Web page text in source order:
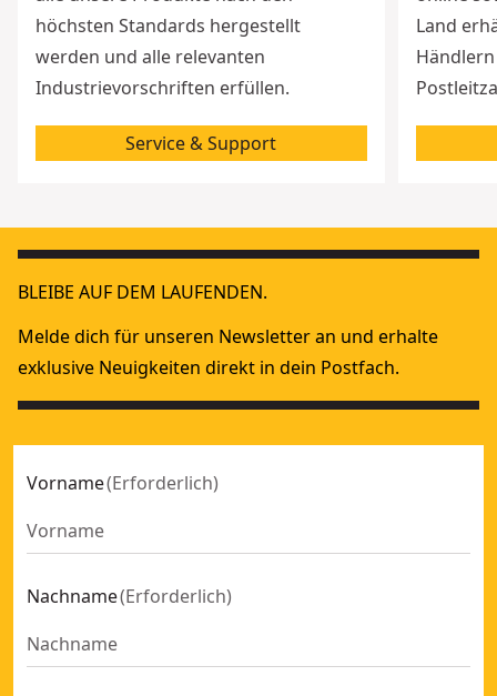
höchsten Standards hergestellt
werden und alle relevanten
Industrievorschriften erfüllen.
Service & Support
Land
BLEIBE AUF DEM LAUFENDEN.
Melde dich für unseren Newsletter an und erhalte
exklusive Neuigkeiten direkt in dein Postfach.
Vorname(Erforderlich)
Nachname(Erforderlich)